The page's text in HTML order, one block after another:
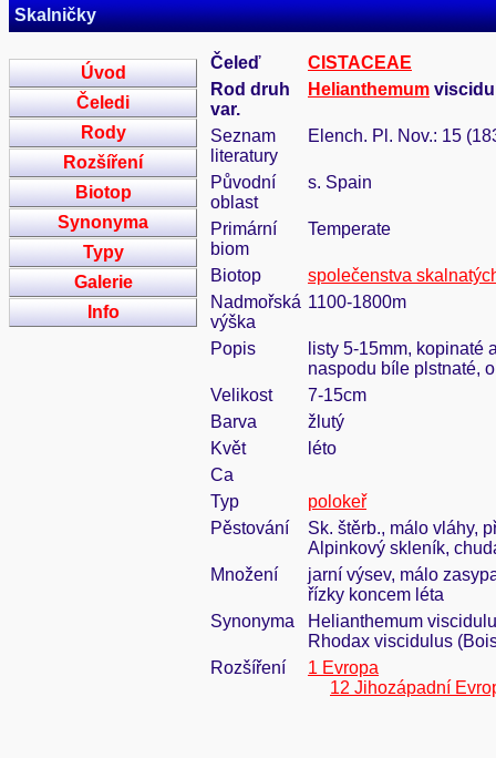
Skalničky
Úvod
Čeledi
Rody
Rozšíření
Biotop
Synonyma
Typy
Galerie
Info
Čeleď
CISTACEAE
Rod druh
var.
Helianthemum
Seznam
literatury
Elench. Pl. Nov.: 15
Původní
oblast
s. Spain
Primární
biom
Temperate
Biotop
společenstva
Nadmořská
výška
1100-1800m
Popis
listy 5-15mm, kopinaté
naspodu bíle plstnaté,
Velikost
7-15cm
Barva
žlutý
Květ
léto
Ca
Typ
polokeř
Pěstování
Sk. štěrb., málo vláhy,
Alpinkový skleník,
Množení
jarní výsev, málo
řízky koncem léta
Synonyma
Helianthemum
Rhodax viscidulus
Rozšíření
1 Evropa
12 Jihozápadní